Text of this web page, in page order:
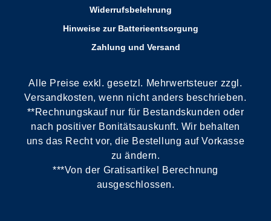
Widerrufsbelehrung
Hinweise zur Batterieentsorgung
Zahlung und Versand
Alle Preise exkl. gesetzl. Mehrwertsteuer zzgl.
Versandkosten, wenn nicht anders beschrieben.
**Rechnungskauf nur für Bestandskunden oder
nach positiver Bonitätsauskunft. Wir behalten
uns das Recht vor, die Bestellung auf Vorkasse
zu ändern.
***Von der Gratisartikel Berechnung
ausgeschlossen.